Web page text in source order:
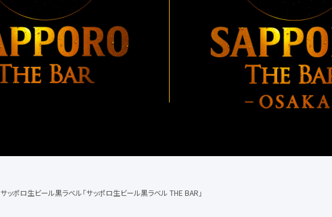
サッポロ生ビール黒ラベル「サッポロ生ビール黒ラベル THE BAR」